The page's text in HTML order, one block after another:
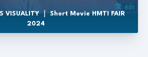
VISUALITY ｜ Short Movie HMTI FAIR
2024